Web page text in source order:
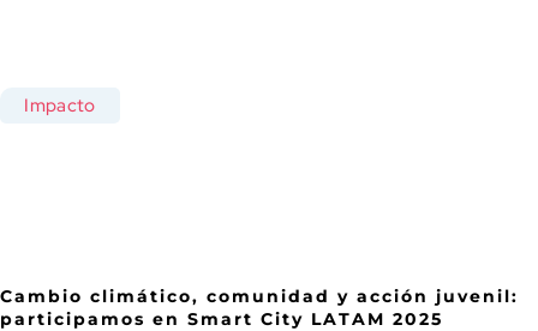
Cambio climático, comunidad y acción juvenil:
participamos en Smart City LATAM 2025
Impacto